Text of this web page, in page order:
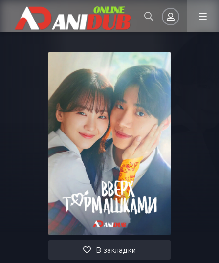
Запомнить
ВОЙТИ НА САЙТ
Восстановить пароль
Или войти через
В закладки